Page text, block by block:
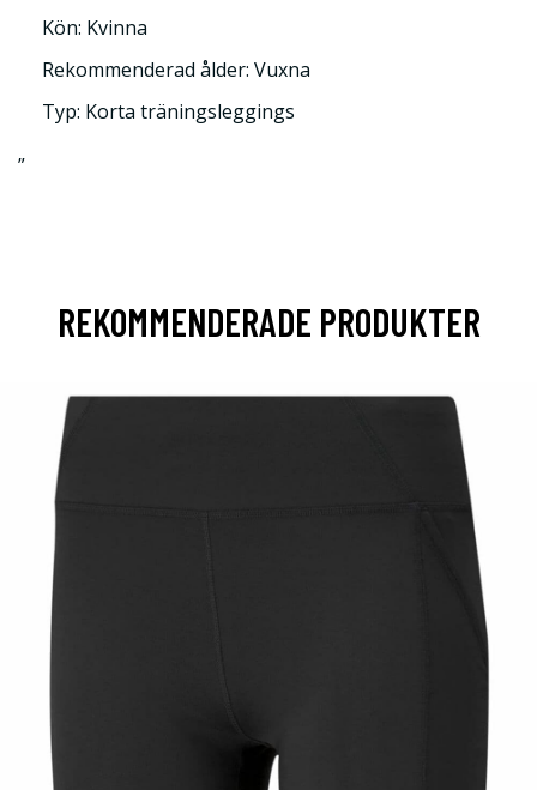
Kön: Kvinna
Rekommenderad ålder: Vuxna
Typ: Korta träningsleggings
”
REKOMMENDERADE PRODUKTER